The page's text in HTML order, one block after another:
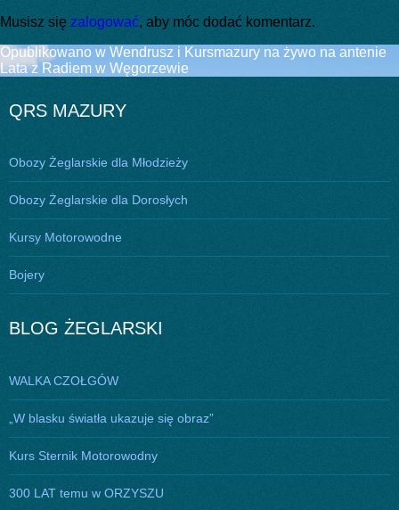
Musisz się zalogować, aby móc dodać komentarz.
Nawigacja
wpisu
Opublikowano w Wendrusz i Kursmazury na żywo na antenie
Lata z Radiem w Węgorzewie
QRS MAZURY
Obozy Żeglarskie dla Młodzieży
Obozy Żeglarskie dla Dorosłych
Kursy Motorowodne
Bojery
BLOG ŻEGLARSKI
WALKA CZOŁGÓW
„W blasku światła ukazuje się obraz”
Kurs Sternik Motorowodny
300 LAT temu w ORZYSZU